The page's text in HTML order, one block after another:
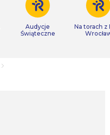
Audycje
Świąteczne
Na torach z